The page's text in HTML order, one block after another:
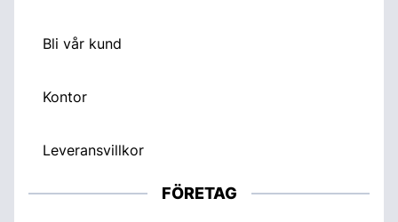
Bli vår kund
Kontor
Leveransvillkor
FÖRETAG